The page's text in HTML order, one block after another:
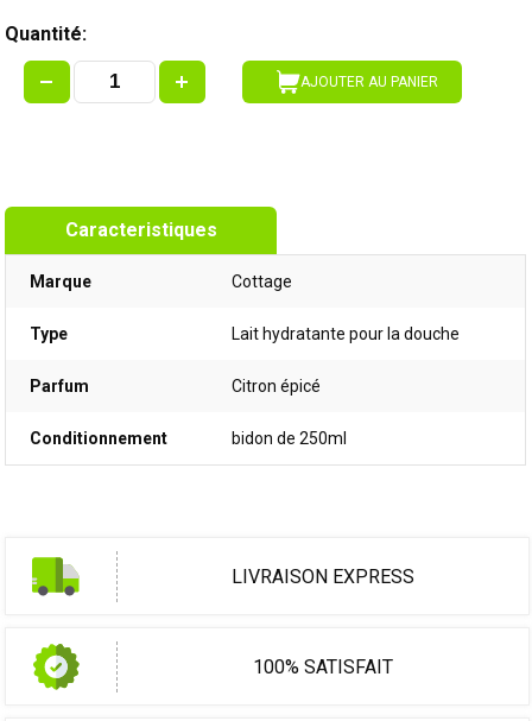
Quantité:
AJOUTER AU PANIER
Caracteristiques
Marque Cottage
Type Lait hydratante pour la douche
Parfum Citron épicé
Conditionnement bidon de 250ml
LIVRAISON EXPRESS
100% SATISFAIT